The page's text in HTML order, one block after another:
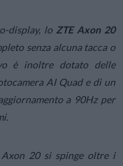
display, lo ZTE Axon 20
senza alcuna tacca o
è inoltre dotato delle
AI Quad e di un
a 90Hz per
20 si spinge oltre i